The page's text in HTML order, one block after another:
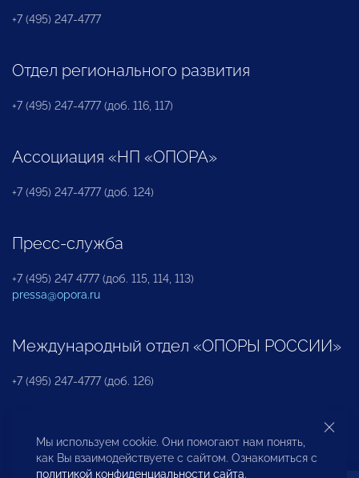
+7 (495) 247-4777
Отдел регионального развития
+7 (495) 247-4777 (доб. 116, 117)
Ассоциация «НП «ОПОРА»
+7 (495) 247-4777 (доб. 124)
Пресс-служба
+7 (495) 247 4777 (доб. 115, 114, 113)
pressa@opora.ru
Международный отдел «ОПОРЫ РОССИИ»
+7 (495) 247-4777 (доб. 126)
Бюро по защите прав предпринимателей и
инвесторов
Мы используем cookie. Они помогают нам понять,
как Вы взаимодействуете с сайтом. Ознакомиться с
политикой конфиденциальности сайта.